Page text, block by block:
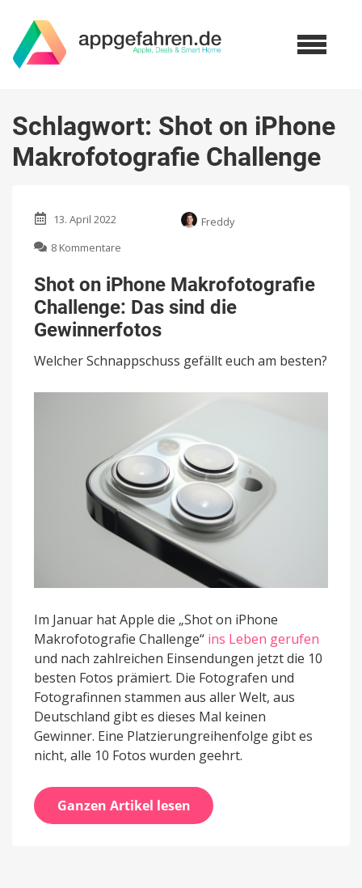
Schlagwort: Shot on iPhone
Makrofotografie Challenge
13. April 2022
Freddy
8 Kommentare
on
iPhone
Makrofotografie
Challenge:
Das
sind
die
Shot on iPhone Makrofotografie
Challenge: Das sind die
Gewinnerfotos
Welcher Schnappschuss gefällt euch am besten?
Im Januar hat Apple die „Shot on iPhone
Makrofotografie Challenge“ ins Leben gerufen
und nach zahlreichen Einsendungen jetzt die 10
besten Fotos prämiert. Die Fotografen und
Fotografinnen stammen aus aller Welt, aus
Deutschland gibt es dieses Mal keinen
Gewinner. Eine Platzierungreihenfolge gibt es
nicht, alle 10 Fotos wurden geehrt.
Ganzen Artikel lesen